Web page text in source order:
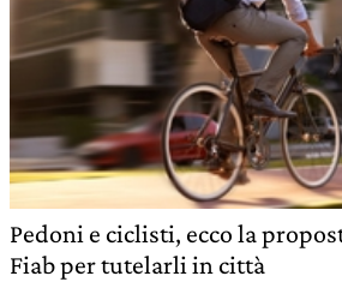
Pedoni e ciclisti, ecco la
Fiab per tutelarli in città